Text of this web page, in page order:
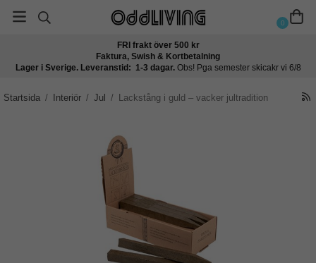
0
FRI frakt över 500 kr
Faktura, Swish & Kortbetalning
Lager i Sverige. Leveranstid: 1-3 dagar. Obs! Pga semester skicakr vi 6/8
Startsida / Interiör / Jul / Lackstång i guld – vacker jultradition